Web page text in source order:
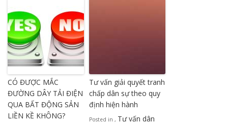
CÓ ĐƯỢC MẮC
ĐƯỜNG DÂY TẢI ĐIỆN
QUA BẤT ĐỘNG SẢN
LIỀN KỀ KHÔNG?
Tư vấn giải quyết tranh
chấp dân sự theo quy
định hiện hành
Posted in , Tư vấn dân